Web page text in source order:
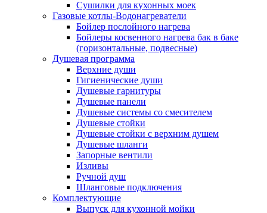
Сушилки для кухонных моек
Газовые котлы-Водонагреватели
Бойлер послойного нагрева
Бойлеры косвенного нагрева бак в баке
(горизонтальные, подвесные)
Душевая программа
Верхние души
Гигиенические души
Душевые гарнитуры
Душевые панели
Душевые системы со смесителем
Душевые стойки
Душевые стойки с верхним душем
Душевые шланги
Запорные вентили
Изливы
Ручной душ
Шланговые подключения
Комплектующие
Выпуск для кухонной мойки